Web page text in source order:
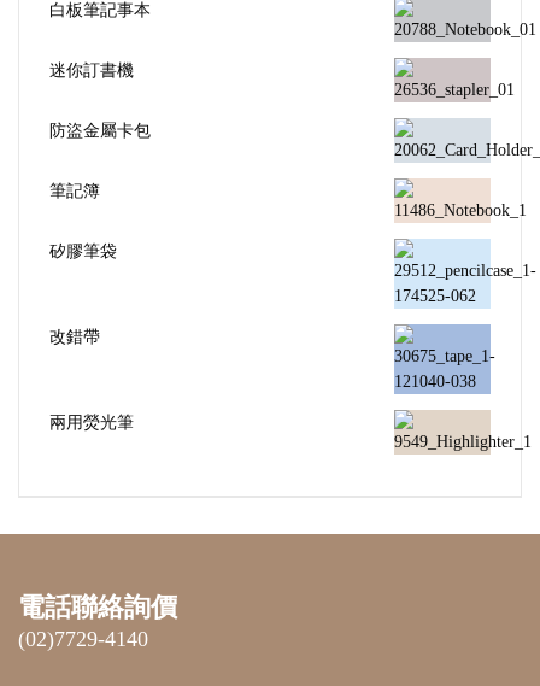
白板筆記事本
迷你訂書機
防盜金屬卡包
筆記簿
矽膠筆袋
改錯帶
兩用熒光筆
電話聯絡詢價
(02)7729-4140